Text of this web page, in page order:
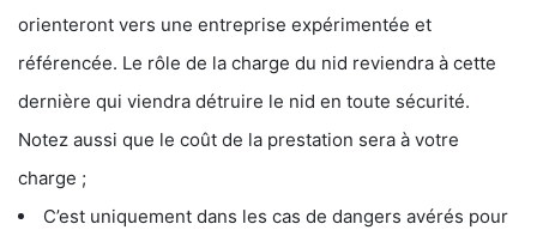
orienteront vers une entreprise expérimentée et
référencée. Le rôle de la charge du nid reviendra à cette
dernière qui viendra détruire le nid en toute sécurité.
Notez aussi que le coût de la prestation sera à votre
charge ;
C’est uniquement dans les cas de dangers avérés pour